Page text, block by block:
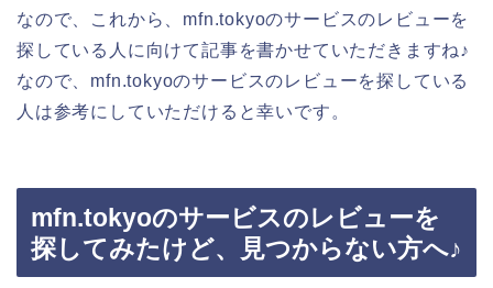
なので、これから、mfn.tokyoのサービスのレビューを
探している人に向けて記事を書かせていただきますね♪
なので、mfn.tokyoのサービスのレビューを探している
人は参考にしていただけると幸いです。
mfn.tokyoのサービスのレビューを
探してみたけど、見つからない方へ♪